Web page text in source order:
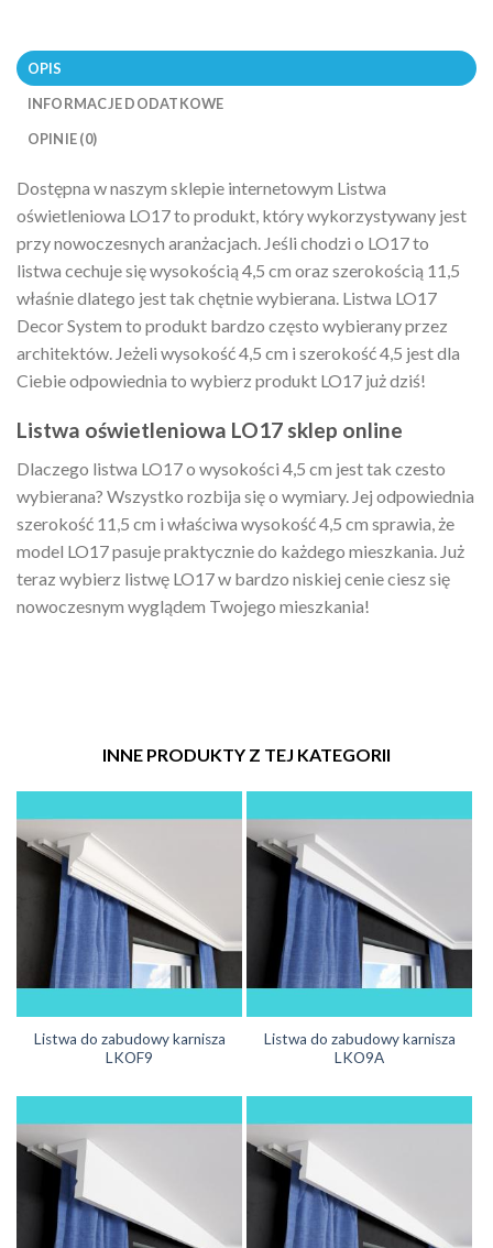
OPIS
INFORMACJE DODATKOWE
OPINIE (0)
Dostępna w naszym sklepie internetowym Listwa
oświetleniowa LO17 to produkt, który wykorzystywany jest
przy nowoczesnych aranżacjach. Jeśli chodzi o LO17 to
listwa cechuje się wysokością 4,5 cm oraz szerokością 11,5
właśnie dlatego jest tak chętnie wybierana. Listwa LO17
Decor System to produkt bardzo często wybierany przez
architektów. Jeżeli wysokość 4,5 cm i szerokość 4,5 jest dla
Ciebie odpowiednia to wybierz produkt LO17 już dziś!
Listwa oświetleniowa LO17 sklep online
Dlaczego listwa LO17 o wysokości 4,5 cm jest tak czesto
wybierana? Wszystko rozbija się o wymiary. Jej odpowiednia
szerokość 11,5 cm i właściwa wysokość 4,5 cm sprawia, że
model LO17 pasuje praktycznie do każdego mieszkania. Już
teraz wybierz listwę LO17 w bardzo niskiej cenie ciesz się
nowoczesnym wyglądem Twojego mieszkania!
INNE PRODUKTY Z TEJ KATEGORII
Listwa do zabudowy karnisza
LKOF9
Listwa do zabudowy karnisza
LKO9A